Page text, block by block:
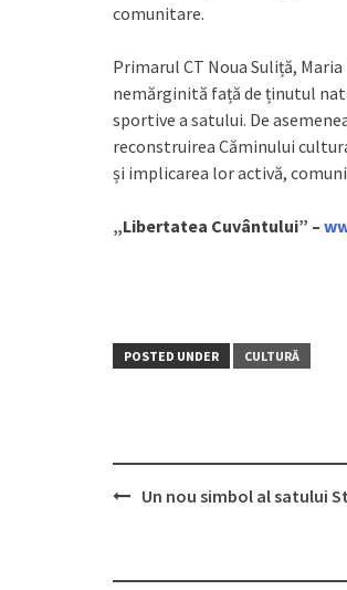
comunitare.
Primarul CT Noua Suliță,
nemărginită față de ținutul
sportive a satului. De
reconstruirea Căminului
și implicarea lor activă,
„Libertatea Cuvântului” –
POSTED UNDER CULTURĂ
Un nou simbol al satului